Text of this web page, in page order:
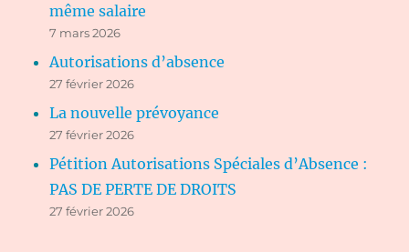
même salaire
7 mars 2026
Autorisations d’absence
27 février 2026
La nouvelle prévoyance
27 février 2026
Pétition Autorisations Spéciales d’Absence :
PAS DE PERTE DE DROITS
27 février 2026